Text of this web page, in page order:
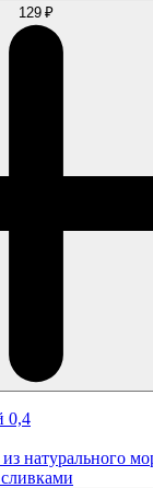
129 ₽
0,4
натурального